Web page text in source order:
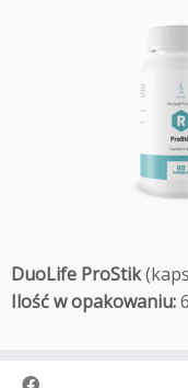
DuoLife ProStik
Ilość w opakowaniu: